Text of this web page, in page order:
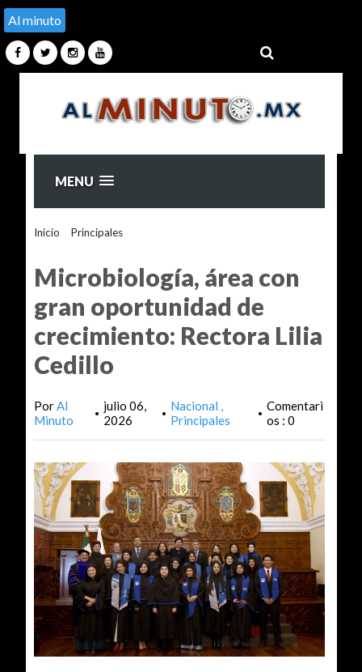
Al minuto
MENU
Inicio Principales>
Microbiología, área con
gran oportunidad de
crecimiento: Rectora Lilia
Cedillo
PorAl
Minuto
• julio 06,
2026
• Nacional
Principales
• Comentari
os : 0